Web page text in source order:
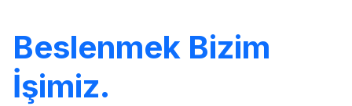
content
Beslenmek Bizim
İşimiz.